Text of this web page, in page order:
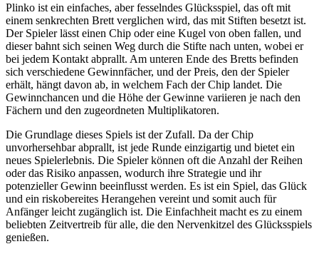
Plinko ist ein einfaches, aber fesselndes Glücksspiel, das oft mit
einem senkrechten Brett verglichen wird, das mit Stiften besetzt ist.
Der Spieler lässt einen Chip oder eine Kugel von oben fallen, und
dieser bahnt sich seinen Weg durch die Stifte nach unten, wobei er
bei jedem Kontakt abprallt. Am unteren Ende des Bretts befinden
sich verschiedene Gewinnfächer, und der Preis, den der Spieler
erhält, hängt davon ab, in welchem Fach der Chip landet. Die
Gewinnchancen und die Höhe der Gewinne variieren je nach den
Fächern und den zugeordneten Multiplikatoren.
Die Grundlage dieses Spiels ist der Zufall. Da der Chip
unvorhersehbar abprallt, ist jede Runde einzigartig und bietet ein
neues Spielerlebnis. Die Spieler können oft die Anzahl der Reihen
oder das Risiko anpassen, wodurch ihre Strategie und ihr
potenzieller Gewinn beeinflusst werden. Es ist ein Spiel, das Glück
und ein riskobereites Herangehen vereint und somit auch für
Anfänger leicht zugänglich ist. Die Einfachheit macht es zu einem
beliebten Zeitvertreib für alle, die den Nervenkitzel des Glücksspiels
genießen.